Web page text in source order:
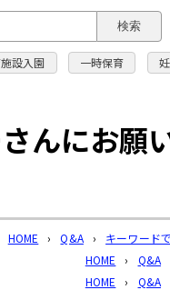
ページの本文へ
検索
設入園 一時保育
んにお願
HOME › Q&A › キーワード
HOME
› Q&A
HOME
› Q&A